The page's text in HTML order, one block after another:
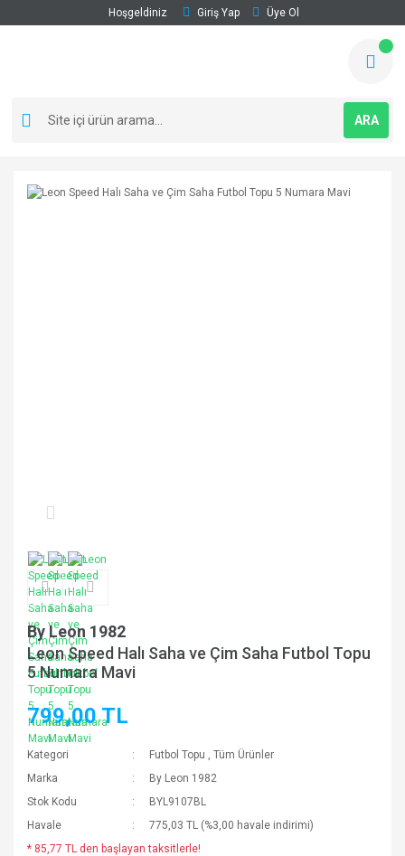
Hoşgeldiniz Giriş Yap Üye Ol
ARA
By Leon 1982
Leon Speed Halı Saha ve Çim Saha Futbol Topu
5 Numara Mavi
799,00 TL
Kategori Futbol Topu ,Tüm Ürünler
Marka
By Leon 1982
Stok Kodu
BYL9107BL
Havale
775,03 TL (%3,00 havale indirimi)
* 85,77 TL den başlayan taksitlerle!